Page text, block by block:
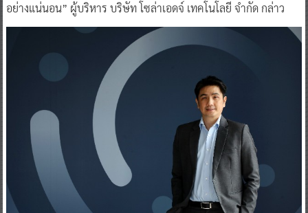
อย่างแน่นอน” ผู้บริหาร บริษัท โซล่าเอดจ์ เทคโนโลยี จำกัด กล่าว